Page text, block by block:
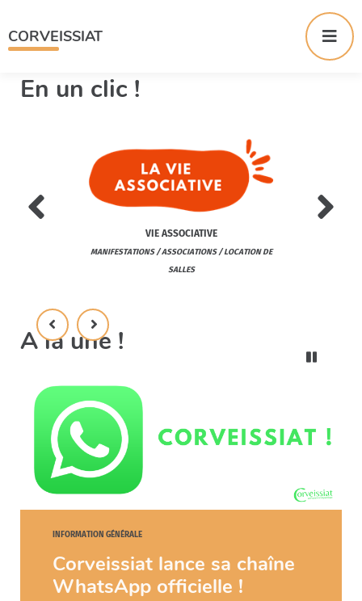
CORVEISSIAT
En un clic !
VIE ASSOCIATIVE
MANIFESTATIONS / ASSOCIATIONS / LOCATION DE
SALLES
A la une !
INFORMATION GÉNÉRALE
Corveissiat lance sa chaîne
WhatsApp officielle !